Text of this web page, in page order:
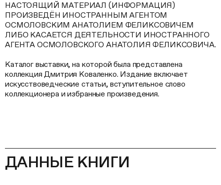
НАСТОЯЩИЙ МАТЕРИАЛ (ИНФОРМАЦИЯ)
ПРОИЗВЕДЁН ИНОСТРАННЫМ АГЕНТОМ
ОСМОЛОВСКИМ АНАТОЛИЕМ ФЕЛИКСОВИЧЕМ
ЛИБО КАСАЕТСЯ ДЕЯТЕЛЬНОСТИ ИНОСТРАННОГО
АГЕНТА ОСМОЛОВСКОГО АНАТОЛИЯ ФЕЛИКСОВИЧА.
Каталог выставки, на которой была представлена
коллекция Дмитрия Коваленко. Издание включает
искусствоведческие статьи, вступительное слово
коллекционера и избранные произведения.
ДАННЫЕ КНИГИ